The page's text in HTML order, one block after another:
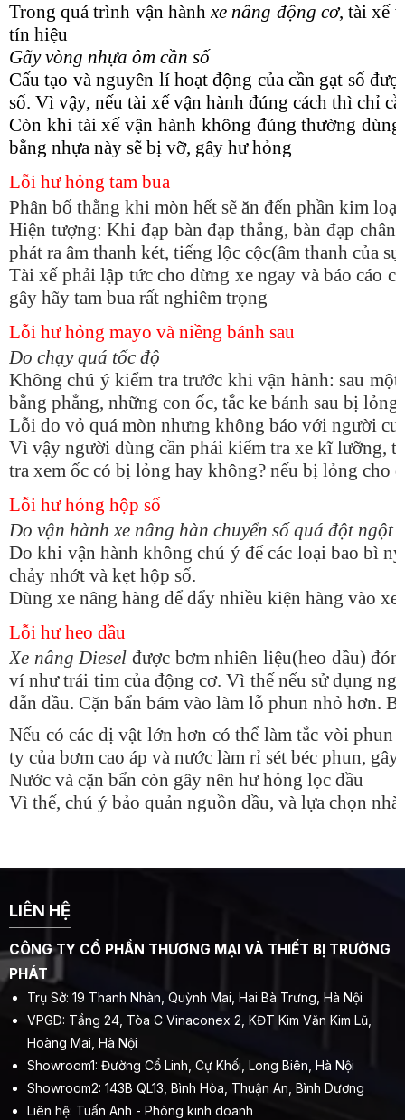
Trong quá trình vận hànhxe nâng động cơ, tài xế
tín hiệu
Gãy vòng nhựa ôm cần số
Cấu tạo và nguyên lí hoạt động của cần gạt số
số. Vì vậy, nếu tài xế vận hành đúng cách thì chỉ
Còn khi tài xế vận hành không đúng thường
bằng nhựa này sẽ bị vỡ, gây hư hỏng
Lỗi hư hỏng tam bua
Phân bố thằng khi mòn hết sẽ ăn đến phần kim loại
Hiện tượng: Khi đạp bàn đạp thắng, bàn đạp
phát ra âm thanh két, tiếng lộc cộc(âm thanh của
Tài xế phải lập tức cho dừng xe ngay và báo cáo
gây hãy tam bua rất nghiêm trọng
Lỗi hư hỏng mayo và niềng bánh sau
Do chạy quá tốc độ
Không chú ý kiểm tra trước khi vận hành: sau
bằng phẳng, những con ốc, tắc ke bánh sau bị lỏng
Lỗi do vỏ quá mòn nhưng không báo với người
Vì vậy người dùng cần phải kiểm tra xe kĩ lưỡng,
tra xem ốc có bị lỏng hay không? nếu bị lỏng cho
Lỗi hư hỏng hộp số
Do vận hành xe nâng hàn chuyển số quá đột ngột
Do khi vận hành không chú ý để các loại bao bì
chảy nhớt và kẹt hộp số.
Dùng xe nâng hàng để đẩy nhiều kiện hàng vào
Lỗi hư heo dầu
Xe nâng Diesel được bơm nhiên liệu(heo dầu)
ví như trái tim của động cơ. Vì thế nếu sử dụng
dẫn dầu. Cặn bẩn bám vào làm lỗ phun nhỏ hơn.
Nếu có các dị vật lớn hơn có thể làm tắc vòi
ty của bơm cao áp và nước làm rỉ sét béc phun,
Nước và cặn bẩn còn gây nên hư hỏng lọc dầu
Vì thế, chú ý bảo quản nguồn dầu, và lựa chọn
LIÊN HỆ
CÔNG TY CỔ PHẦN THƯƠNG MẠI VÀ THIẾT BỊ TRƯỜNG
PHÁT
Trụ Sở: 19 Thanh Nhàn, Quỳnh Mai, Hai Bà Trưng, Hà Nội
VPGD: Tầng 24, Tòa C Vinaconex 2, KĐT Kim Văn Kim Lũ,
Hoàng Mai, Hà Nội
Showroom1: Đường Cổ Linh, Cự Khối, Long Biên, Hà Nội
Showroom2: 143B QL13, Bình Hòa, Thuận An, Bình Dương
Liên hệ: Tuấn Anh - Phòng kinh doanh